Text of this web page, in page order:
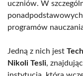
uczniów. W
programów
Jedną z nich jest
Nikoli Tesli,